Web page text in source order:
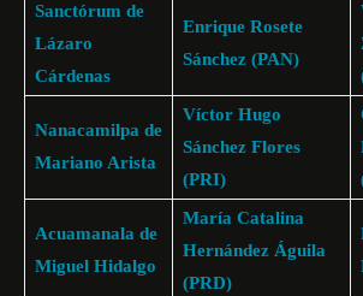
Sanctórum de
Lázaro
Cárdenas
Enrique Rosete
Sánchez (PAN)
Nanacamilpa de
Mariano Arista
Víctor Hugo
Sánchez Flores
(PRI)
Acuamanala de
Miguel Hidalgo
María Catalina
Hernández Águila
(PRD)